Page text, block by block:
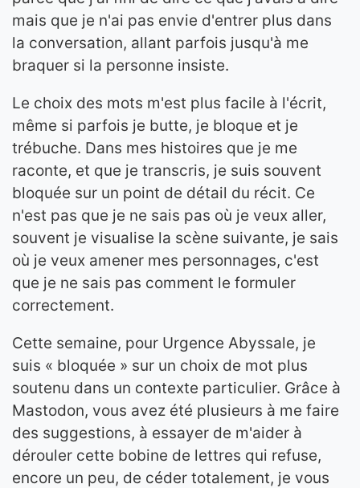
mais que je n'ai pas envie d'entrer plus dans
la conversation, allant parfois jusqu'à me
braquer si la personne insiste.
Le choix des mots m'est plus facile à l'écrit,
même si parfois je butte, je bloque et je
trébuche. Dans mes histoires que je me
raconte, et que je transcris, je suis souvent
bloquée sur un point de détail du récit. Ce
n'est pas que je ne sais pas où je veux aller,
souvent je visualise la scène suivante, je sais
où je veux amener mes personnages, c'est
que je ne sais pas comment le formuler
correctement.
Cette semaine, pour Urgence Abyssale, je
suis « bloquée » sur un choix de mot plus
soutenu dans un contexte particulier. Grâce à
Mastodon, vous avez été plusieurs à me faire
des suggestions, à essayer de m'aider à
dérouler cette bobine de lettres qui refuse,
encore un peu, de céder totalement, je vous